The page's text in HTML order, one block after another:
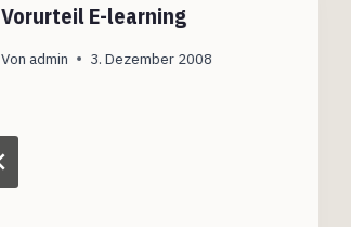
Vorurteil E-learning
Von admin 3. Dezember 2008